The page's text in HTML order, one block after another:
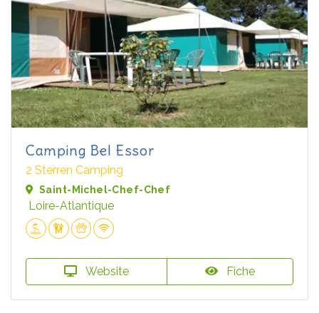
Camping Bel Essor
2 Sterren Camping
Saint-Michel-Chef-Chef
Loire-Atlantique
Website Fiche